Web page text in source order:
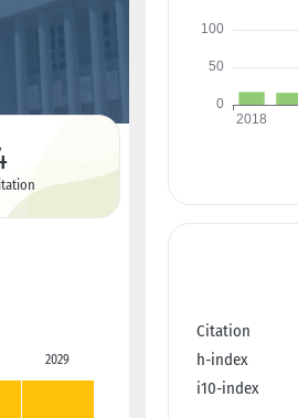
2029
Citation
h-index
i10-index